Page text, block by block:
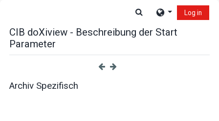
Toggle search input
Log in
CIB doXiview - Beschreibung der Start
Parameter
Archiv Spezifisch